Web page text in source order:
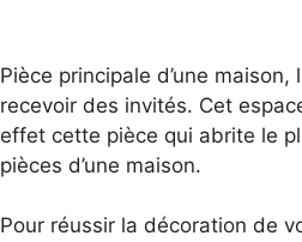
Pièce principale d’une
recevoir des invités. Cet
effet cette pièce qui abrite le
pièces d’une maison.
Pour réussir la décoration de